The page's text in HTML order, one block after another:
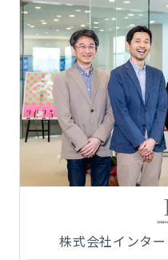
株式会社インタ